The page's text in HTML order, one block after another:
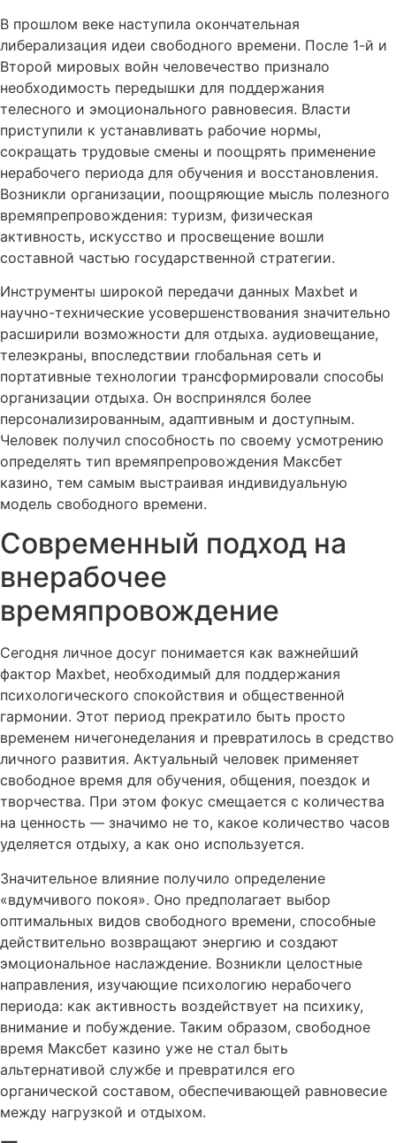
В прошлом веке наступила окончательная
либерализация идеи свободного времени. После 1-й и
Второй мировых войн человечество признало
необходимость передышки для поддержания
телесного и эмоционального равновесия. Власти
приступили к устанавливать рабочие нормы,
сокращать трудовые смены и поощрять применение
нерабочего периода для обучения и восстановления.
Возникли организации, поощряющие мысль полезного
времяпрепровождения: туризм, физическая
активность, искусство и просвещение вошли
составной частью государственной стратегии.
Инструменты широкой передачи данных Maxbet и
научно-технические усовершенствования значительно
расширили возможности для отдыха. аудиовещание,
телеэкраны, впоследствии глобальная сеть и
портативные технологии трансформировали способы
организации отдыха. Он воспринялся более
персонализированным, адаптивным и доступным.
Человек получил способность по своему усмотрению
определять тип времяпрепровождения Максбет
казино, тем самым выстраивая индивидуальную
модель свободного времени.
Современный подход на
внерабочее
времяпровождение
Сегодня личное досуг понимается как важнейший
фактор Maxbet, необходимый для поддержания
психологического спокойствия и общественной
гармонии. Этот период прекратило быть просто
временем ничегонеделания и превратилось в средство
личного развития. Актуальный человек применяет
свободное время для обучения, общения, поездок и
творчества. При этом фокус смещается с количества
на ценность — значимо не то, какое количество часов
уделяется отдыху, а как оно используется.
Значительное влияние получило определение
«вдумчивого покоя». Оно предполагает выбор
оптимальных видов свободного времени, способные
действительно возвращают энергию и создают
эмоциональное наслаждение. Возникли целостные
направления, изучающие психологию нерабочего
периода: как активность воздействует на психику,
внимание и побуждение. Таким образом, свободное
время Максбет казино уже не стал быть
альтернативой службе и превратился его
органической составом, обеспечивающей равновесие
между нагрузкой и отдыхом.